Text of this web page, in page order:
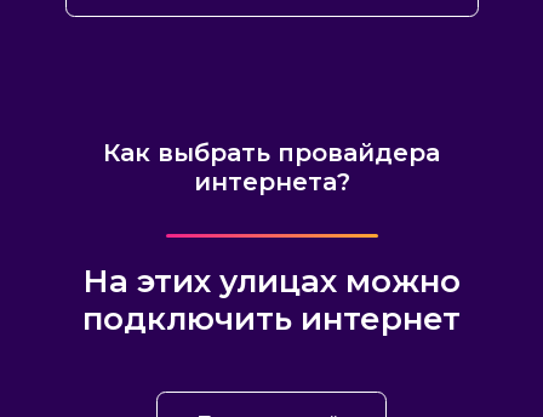
Как выбрать провайдера
интернета?
На этих улицах можно
подключить интернет